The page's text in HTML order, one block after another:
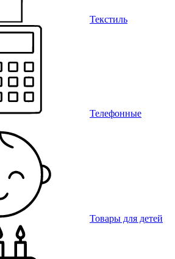
Текстиль
Телефонные
Товары для детей